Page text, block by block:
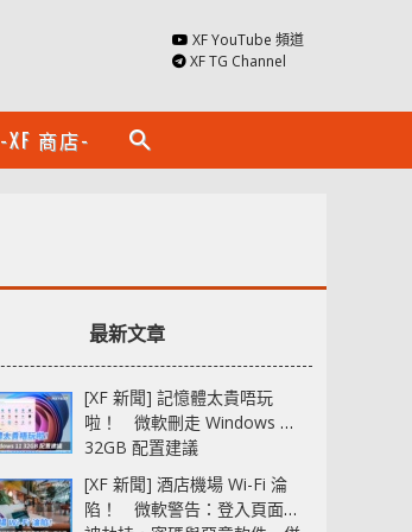
XF YouTube 頻道
XF TG Channel
-XF 商店- search
最新文章
[XF 新聞] 記憶體太貴唔玩
啦！ 微軟刪走 Windows 11
32GB 配置建議
[XF 新聞] 酒店機場 Wi-Fi 淪
陷！ 微軟警告：登入頁面可